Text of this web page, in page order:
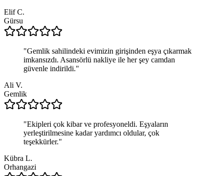
Elif C.
Gürsu
"Gemlik sahilindeki evimizin girişinden eşya çıkarmak
imkansızdı. Asansörlü nakliye ile her şey camdan
güvenle indirildi."
Ali V.
Gemlik
"Ekipleri çok kibar ve profesyoneldi. Eşyaların
yerleştirilmesine kadar yardımcı oldular, çok
teşekkürler."
Kübra L.
Orhangazi